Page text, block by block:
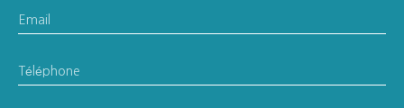
Email
Téléphone